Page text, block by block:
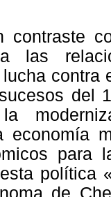
contraste
las
contra
del
la
economía
para
política